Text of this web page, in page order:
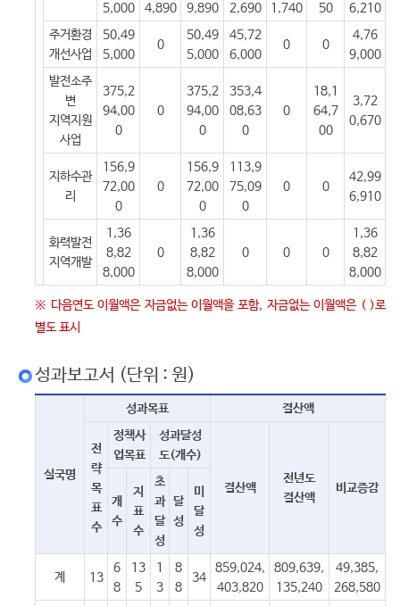
5,000
4,890
9,890
2,690
1,740
50
6,210
주거환경
개선사업
50,49
5,000
0
50,49
5,000
45,72
6,000
0 0
4,76
9,000
발전소주
변
지역지원
사업
375,2
94,00
0
0
375,2
94,00
0
353,4
08,63
0
0
18,1
64,7
00
3,72
0,670
지하수관
리
156,9
72,00
0
0
156,9
72,00
0
113,9
75,09
0
0 0
42,99
6,910
화력발전
지역개발
1,36
8,82
8,000
0
1,36
8,82
8,000
0 0 0
1,36
8,82
8,000
※ 다음연도 이월액은 자금없는 이월액을 포함, 자금없는 이월액은 ( )로
별도 표시
성과보고서 (단위 : 원)
실국명
성과목표 결산액
전
략
목
표
수
정책사
업목표
성과달성
도(개수)
결산액
전년도
결산액
비교증감
개
수
지
표
수
초
과
달
성
달
성
미
달
성
계 13
6
8
13
5
1
3
8
8
34
859,024,
403,820
809,639,
135,240
49,385,
268,580